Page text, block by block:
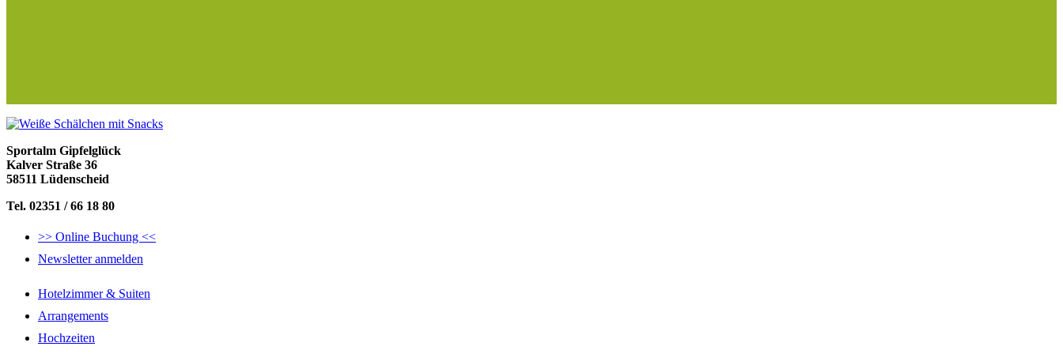
Sportalm Gipfelglück
Kalver Straße 36
58511 Lüdenscheid
Tel. 02351 / 66 18 80
>> Online Buchung <<
Newsletter anmelden
Hotelzimmer & Suiten
Arrangements
Hochzeiten